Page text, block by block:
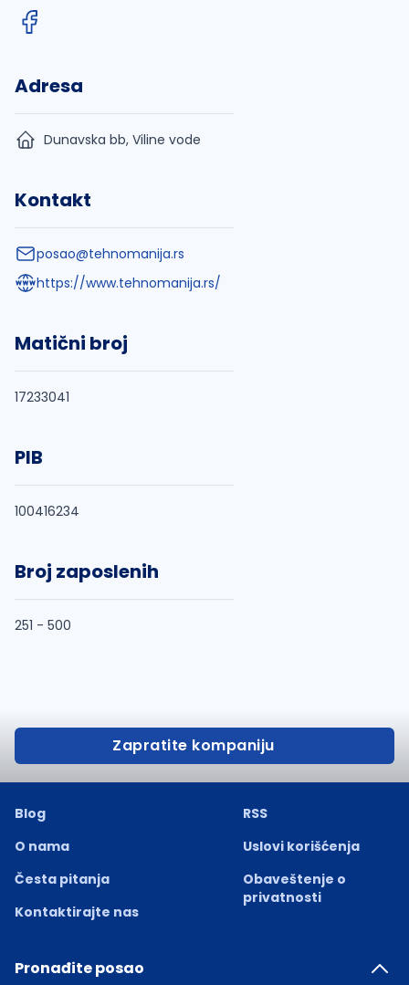
Adresa
Dunavska bb, Viline vode
Kontakt
posao@tehnomanija.rs
https://www.tehnomanija.rs/
Matični broj
17233041
PIB
100416234
Broj zaposlenih
251 - 500
Zapratite kompaniju
Blog
O nama
Česta pitanja
Kontaktirajte nas
RSS
Uslovi korišćenja
Obaveštenje o
privatnosti
Pronađite posao